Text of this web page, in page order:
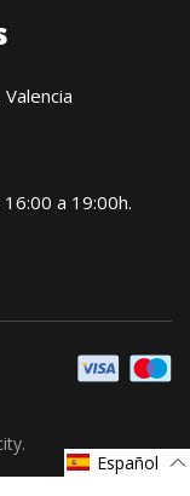
a 19:00h.
.
Español